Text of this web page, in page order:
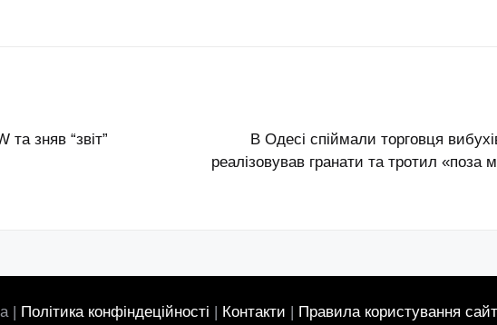
зняв “звіт”
В Одесі спіймали торговця
реалізовував гранати та тротил «поза
| Політика конфіндеційності Контакти Правила користування